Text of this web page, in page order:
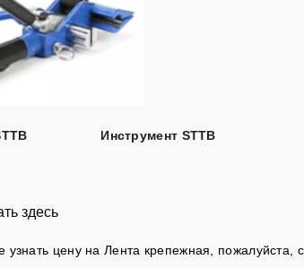
Инструмент STTB
здесь
узнать цену на Лента крепежная, пожалуйста,